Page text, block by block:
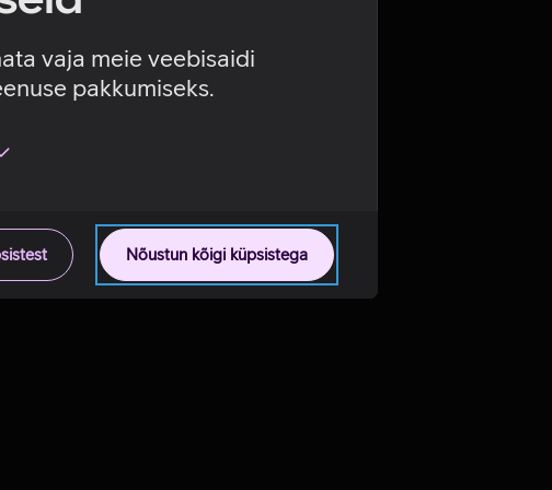
vaja meie veebisaidi
pakkumiseks.
Nõustun kõigi küpsistega